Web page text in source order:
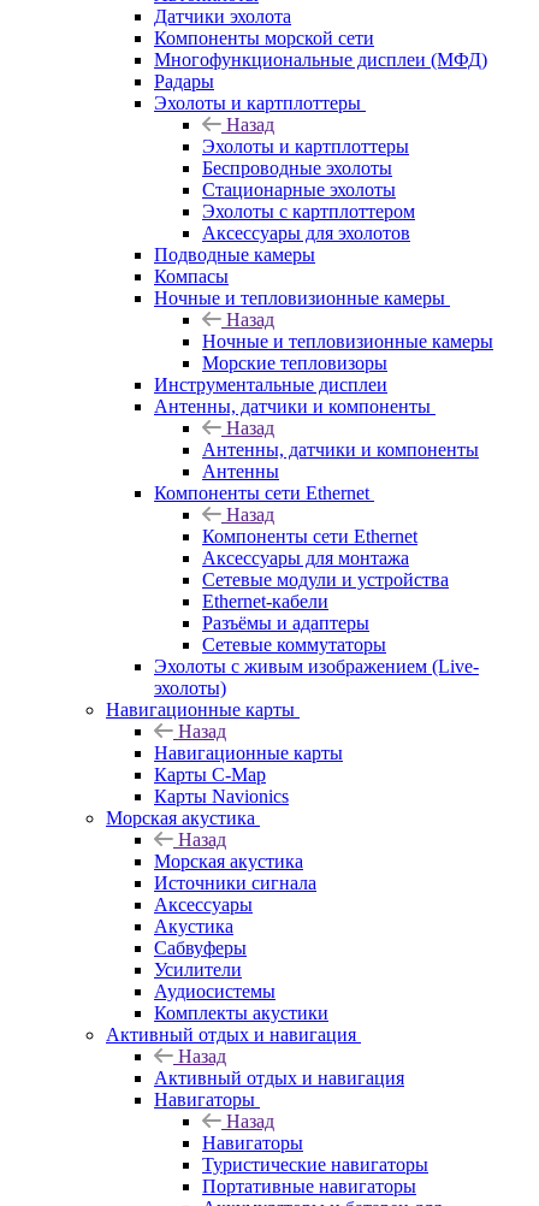
Датчики эхолота
Компоненты морской сети
Многофункциональные дисплеи (МФД)
Радары
Эхолоты и картплоттеры
Назад
Эхолоты и картплоттеры
Беспроводные эхолоты
Стационарные эхолоты
Эхолоты с картплоттером
Аксессуары для эхолотов
Подводные камеры
Компасы
Ночные и тепловизионные камеры
Назад
Ночные и тепловизионные камеры
Морские тепловизоры
Инструментальные дисплеи
Антенны, датчики и компоненты
Назад
Антенны, датчики и компоненты
Антенны
Компоненты сети Ethernet
Назад
Компоненты сети Ethernet
Аксессуары для монтажа
Сетевые модули и устройства
Ethernet-кабели
Разъёмы и адаптеры
Сетевые коммутаторы
Эхолоты с живым изображением (Live-
эхолоты)
Навигационные карты
Назад
Навигационные карты
Карты C-Map
Карты Navionics
Морская акустика
Назад
Морская акустика
Источники сигнала
Аксессуары
Акустика
Сабвуферы
Усилители
Аудиосистемы
Комплекты акустики
Активный отдых и навигация
Назад
Активный отдых и навигация
Навигаторы
Назад
Навигаторы
Туристические навигаторы
Портативные навигаторы